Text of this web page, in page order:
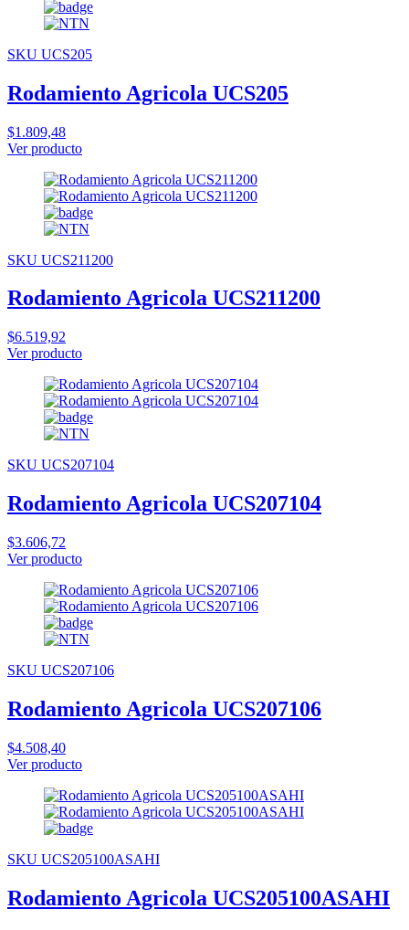
SKU UCS205
Rodamiento Agricola UCS205
$1.809,48
Ver producto
SKU UCS211200
Rodamiento Agricola UCS211200
$6.519,92
Ver producto
SKU UCS207104
Rodamiento Agricola UCS207104
$3.606,72
Ver producto
SKU UCS207106
Rodamiento Agricola UCS207106
$4.508,40
Ver producto
SKU UCS205100ASAHI
Rodamiento Agricola UCS205100ASAHI